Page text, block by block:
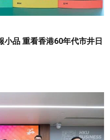
品 重看香港60年代市井日